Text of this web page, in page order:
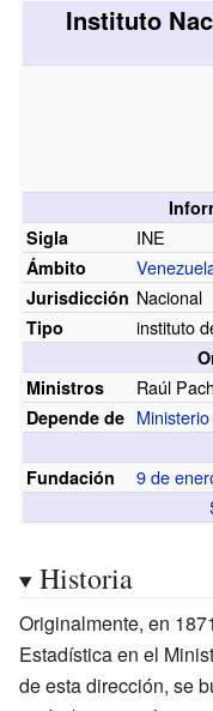
Instituto
Sigla
INE
Ámbito
Jurisdicción Nacional
Tipo instituto
Ministros
Raúl
Depende de
Fundación
9 de
Historia
Originalmente, en
Estadística en el
de esta dirección, se